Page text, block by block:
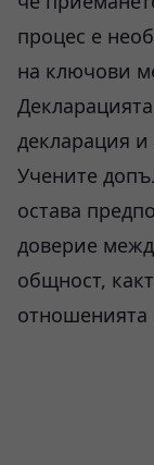
процес е
на ключови
декларация
Учените
остава
доверие
общност,
отношенията